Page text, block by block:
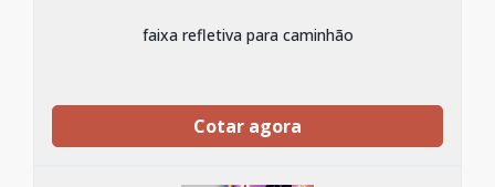
faixa refletiva para caminhão
Cotar agora